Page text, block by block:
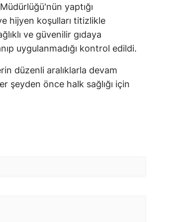
yaptığı
hijyen koşulları titizlikle
ve güvenilir gıdaya
uygulanmadığı kontrol edildi.
düzenli aralıklarla devam
şeyden önce halk sağlığı için